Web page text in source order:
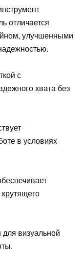
отличается
улучшенными
с
хвата без
в условиях
визуальной